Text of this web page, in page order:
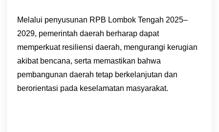
Melalui penyusunan RPB Lombok Tengah 2025–
2029, pemerintah daerah berharap dapat
memperkuat resiliensi daerah, mengurangi kerugian
akibat bencana, serta memastikan bahwa
pembangunan daerah tetap berkelanjutan dan
berorientasi pada keselamatan masyarakat.